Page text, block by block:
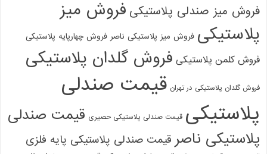
فروش میز صندلی پلاستیکی فروش میز
پلاستیکی فروش میز پلاستیکی ناصر فروش چهارپایه پلاستیکی
فروش کلمن پلاستیکی فروش گلدان پلاستیکی
فروش گلدان پلاستیکی در تهران قیمت صندلی
پلاستیکی قیمت صندلی پلاستیکی حصیری قیمت صندلی
پلاستیکی ناصر قیمت صندلی پلاستیکی پایه فلزی